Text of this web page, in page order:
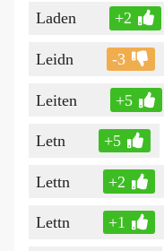
Laden +2
Leidn -3
Leiten +5
Letn +5
Lettn +2
Lettn +1